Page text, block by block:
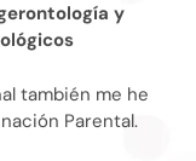
y
también me he
Parental.